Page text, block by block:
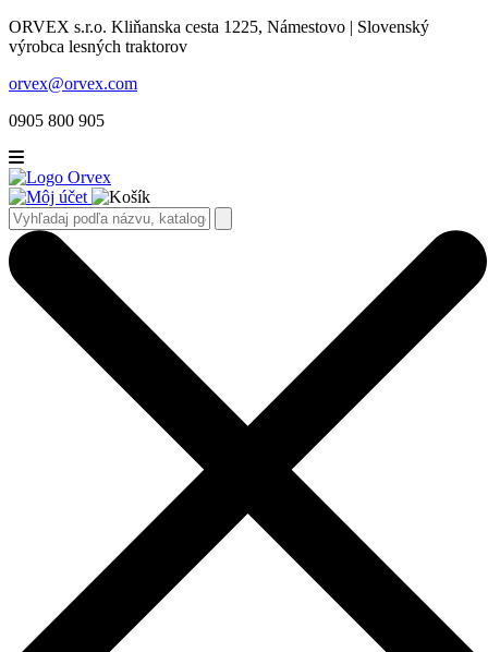
ORVEX s.r.o. Kliňanska cesta 1225, Námestovo | Slovenský
výrobca lesných traktorov
orvex@orvex.com
0905 800 905